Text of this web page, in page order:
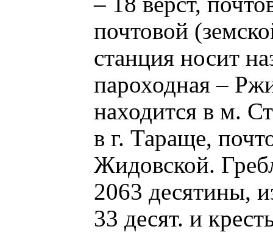
почтовой
станция носит
пароходная –
находится в м.
в г. Тараще,
Жидовской.
2063 десятины,
33 десят. и